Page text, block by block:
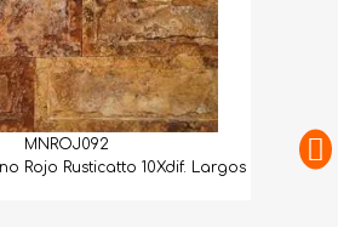
MNROJ092
Rojo Rusticatto 10Xdif. Largos